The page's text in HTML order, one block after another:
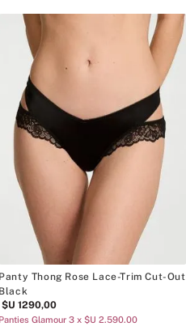
Panty Thong Rose Lace-Trim Cut-Out
Black
$U 1290,00
Panties Glamour 3 x $U 2.590.00